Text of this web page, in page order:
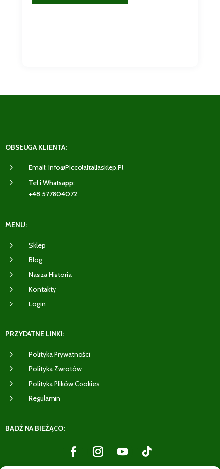
OBSŁUGA KLIENTA:
5 Email: Info@piccolaitaliasklep.pl
5
Tel i Whatsapp:
+48 577804072
MENU:
5 Sklep
5 Blog
5 Nasza Historia
5 Kontakty
5 Login
PRZYDATNE LINKI:
5 Polityka Prywatności
5 Polityka Zwrotów
5 Polityka Plików Cookies
5 Regulamin
BĄDŹ NA BIEŻĄCO: